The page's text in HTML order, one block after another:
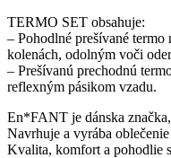
TERMO SET obsahuje:
– Pohodlné prešívané termo
kolenách, odolným voči
– Prešívanú prechodnú
reflexným pásikom vzadu.
En*FANT je dánska
Navrhuje a vyrába
Kvalita, komfort a pohodlie